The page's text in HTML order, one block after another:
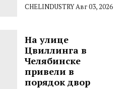
CHELINDUSTRYАвг 03, 2026
На улице
Цвиллинга в
Челябинске
привели в
порядок двор